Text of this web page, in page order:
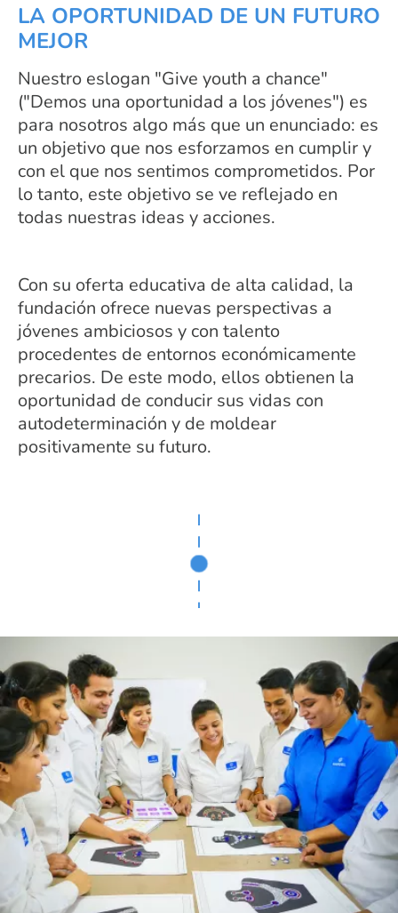
LA OPORTUNIDAD DE UN FUTURO
MEJOR
Nuestro eslogan "Give youth a chance"
("Demos una oportunidad a los jóvenes") es
para nosotros algo más que un enunciado: es
un objetivo que nos esforzamos en cumplir y
con el que nos sentimos comprometidos. Por
lo tanto, este objetivo se ve reflejado en
todas nuestras ideas y acciones.
Con su oferta educativa de alta calidad, la
fundación ofrece nuevas perspectivas a
jóvenes ambiciosos y con talento
procedentes de entornos económicamente
precarios. De este modo, ellos obtienen la
oportunidad de conducir sus vidas con
autodeterminación y de moldear
positivamente su futuro.